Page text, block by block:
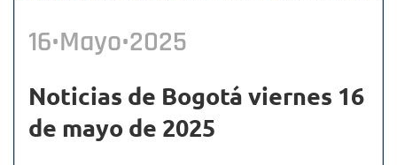
16•Mayo•2025
Noticias de Bogotá viernes 16
de mayo de 2025